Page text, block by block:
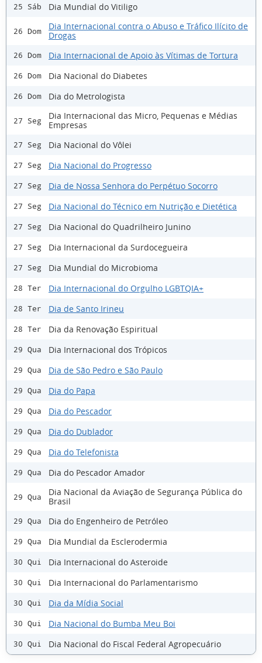
25 Sáb Dia Mundial do Vitiligo
26 Dom
Dia Internacional contra o Abuso e Tráfico Ilícito de
Drogas
26 Dom Dia Internacional de Apoio às Vítimas de Tortura
26 Dom Dia Nacional do Diabetes
26 Dom Dia do Metrologista
27 Seg
Dia Internacional das Micro, Pequenas e Médias
Empresas
27 Seg Dia Nacional do Vôlei
27 Seg Dia Nacional do Progresso
27 Seg Dia de Nossa Senhora do Perpétuo Socorro
27 Seg Dia Nacional do Técnico em Nutrição e Dietética
27 Seg Dia Nacional do Quadrilheiro Junino
27 Seg Dia Internacional da Surdocegueira
27 Seg Dia Mundial do Microbioma
28 Ter Dia Internacional do Orgulho LGBTQIA+
28 Ter Dia de Santo Irineu
28 Ter Dia da Renovação Espiritual
29 Qua Dia Internacional dos Trópicos
29 Qua Dia de São Pedro e São Paulo
29 Qua Dia do Papa
29 Qua Dia do Pescador
29 Qua Dia do Dublador
29 Qua Dia do Telefonista
29 Qua Dia do Pescador Amador
29 Qua
Dia Nacional da Aviação de Segurança Pública do
Brasil
29 Qua Dia do Engenheiro de Petróleo
29 Qua Dia Mundial da Esclerodermia
30 Qui Dia Internacional do Asteroide
30 Qui Dia Internacional do Parlamentarismo
30 Qui Dia da Mídia Social
30 Qui Dia Nacional do Bumba Meu Boi
30 Qui Dia Nacional do Fiscal Federal Agropecuário